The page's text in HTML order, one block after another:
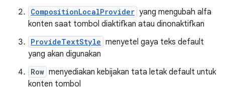
CompositionLocalProvider yang mengubah alfa
konten saat tombol diaktifkan atau dinonaktifkan
ProvideTextStyle menyetel gaya teks default
yang akan digunakan
Row menyediakan kebijakan tata letak default untuk
konten tombol